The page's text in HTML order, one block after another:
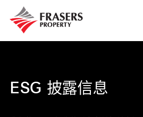
业务范围
ESG 披露信息